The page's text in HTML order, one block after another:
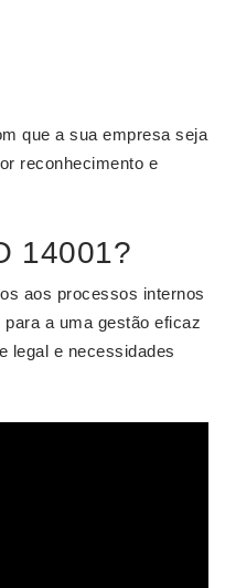
que a sua empresa seja
reconhecimento e
14001?
aos processos internos
a uma gestão eficaz
legal e necessidades